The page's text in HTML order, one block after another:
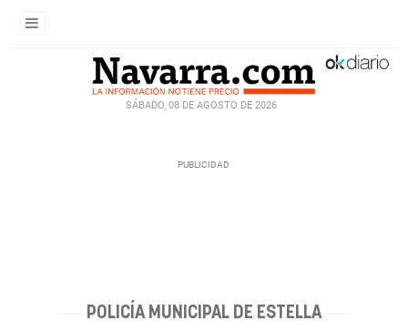
SÁBADO, 08 DE AGOSTO DE 2026
POLICÍA MUNICIPAL DE ESTELLA